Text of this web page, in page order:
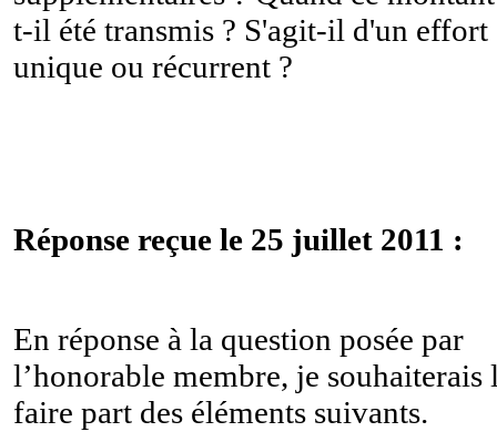
t-il été transmis ? S'agit-il d'un effort
unique ou récurrent ?
Réponse reçue le 25 juillet 2011 :
En réponse à la question posée par
l’honorable membre, je souhaiterais
faire part des éléments suivants.